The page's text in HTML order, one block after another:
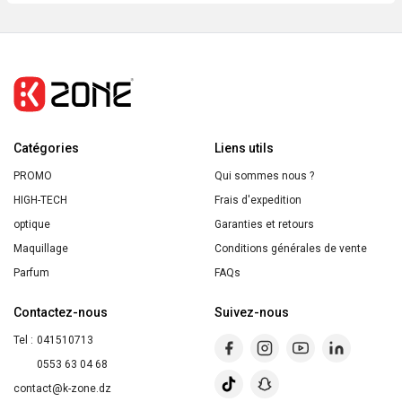
x1
Catégories
PROMO
HIGH-TECH
optique
Maquillage
Parfum
Liens utils
Qui sommes nous ?
Frais d'expedition
Garanties et retours
Conditions générales de vente
FAQs
Contactez-nous
Tel : 041510713
0553 63 04 68
contact@k-zone.dz
Suivez-nous